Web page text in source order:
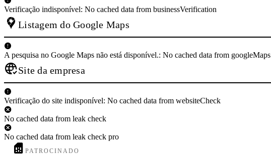
Verificação indisponível: No cached data from businessVerification
Listagem do Google Maps
A pesquisa no Google Maps não está disponível.: No cached data from googleMaps
Site da empresa
Verificação do site indisponível: No cached data from websiteCheck
No cached data from leak check
No cached data from leak check pro
PATROCINADO